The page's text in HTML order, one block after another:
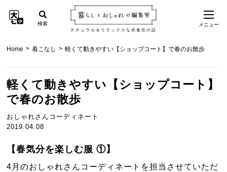
ナチュラル＆リラックスな衣食住の話
検索 メニュー
Home > 着こなし > 軽くて動きやすい【ショップコート】で春のお散歩
軽くて動きやすい【ショップコート】
で春のお散歩
おしゃれさんコーディネート
2019.04.08
【春気分を楽しむ服 ①】
4月のおしゃれさんコーディネートを担当させていただ